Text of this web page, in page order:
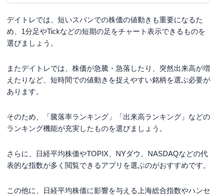
デイトレでは、短いスパンでの株価の値動きも重要になるた
め、1分足やTickなどの短期の足をチャート表示できるものを
選びましょう。
またデイトレでは、株価が急騰・急落したり、突然出来高が増
えたりなど、短時間での値動きを捉えやすい銘柄を選ぶ必要が
あります。
そのため、「騰落率ランキング」「出来高ランキング」などの
ランキング機能が充実したものを選びましょう。
さらに、日経平均株価やTOPIX、NYダウ、NASDAQなどの代
表的な指数が多く閲覧できるアプリを選ぶのがおすすめです。
この他に、日経平均株価に影響を与える上海総合指数やハンセ